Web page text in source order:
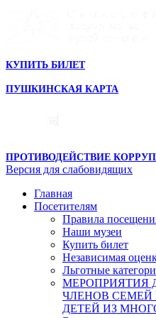
КУПИТЬ БИЛЕТ
ПУШКИНСКАЯ КАРТА
ПРОТИВОДЕЙСТВИЕ
Версия для слабовидящих
Главная
Посетителям
Правила
Наши музеи
Купить билет
Независимая
Льготные
МЕРОПРИЯТИЯ
ЧЛЕНОВ СЕМЕЙ
ДЕТЕЙ ИЗ